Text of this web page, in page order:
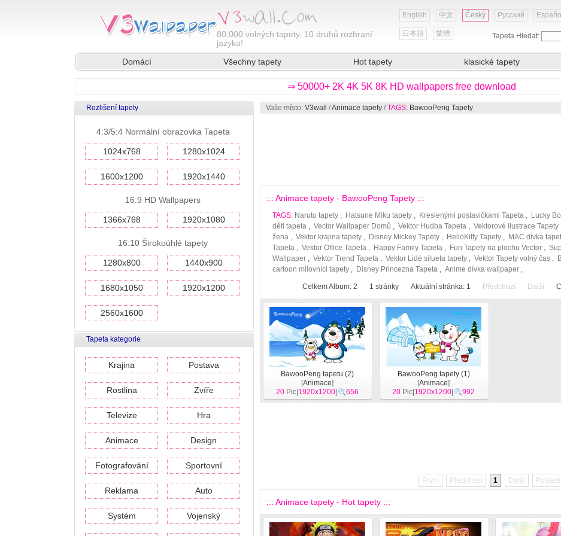
80,000 volných tapety, 10 druhů rozhraní
jazyka!
English 中文 Český Русский Español
日本語 繁體 Tapeta Hledat:
Domácí Všechny tapety Hot tapety klasické tapety
⇒ 50000+ 2K 4K 5K 8K HD wallpapers free download
Rozlišení tapety
4:3/5:4 Normální obrazovka Tapeta
1024x768 1280x1024
1600x1200 1920x1440
16:9 HD Wallpapers
1366x768 1920x1080
16:10 Širokoúhlé tapety
1280x800 1440x900
1680x1050 1920x1200
2560x1600
Tapeta kategorie
Krajina Postava
Rostlina Zvíře
Televize Hra
Animace Design
Fotografování Sportovní
Reklama Auto
Systém Vojenský
Vaše místo: V3wall /Animace tapety /TAGS: BawooPeng Tapety
::: Animace tapety - BawooPeng Tapety :::
TAGS: Naruto tapety , Hatsune Miku tapety , Kreslenými postavičkami Tapeta , Lucky
děti tapeta , Vector Wallpaper Domů , Vektor Hudba Tapeta , Vektorové ilustrace Tapety
žena , Vektor krajina tapety , Disney Mickey Tapety , HelloKitty Tapety , MAC dívka
Tapeta , Vektor Office Tapeta , Happy Family Tapeta , Fun Tapety na plochu Vector ,
Wallpaper , Vektor Trend Tapeta , Vektor Lidé silueta tapety , Vektor Tapety volný čas ,
cartoon milovníci tapety , Disney Princezna Tapeta , Anime dívka wallpaper ,
Celkem Album: 2 1 stránky Aktuální stránka: 1 Předchozí Další
BawooPeng tapetu (2)
[Animace]
20 Pic| 1920x1200 656
BawooPeng tapety (1)
[Animace]
20 Pic| 1920x1200 992
První Předchozí 1 Další
::: Animace tapety - Hot tapety :::